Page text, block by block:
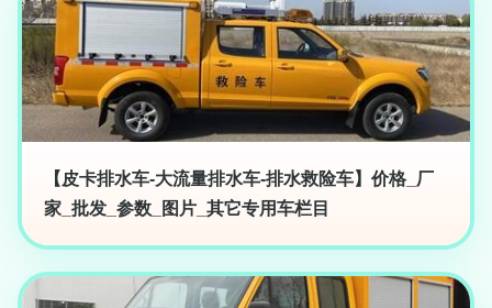
【皮卡排水车-大流量排水车-排水救险车】价格_厂
家_批发_参数_图片_其它专用车栏目